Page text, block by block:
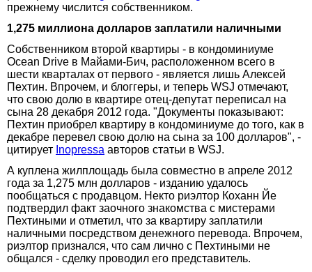
прежнему числится собственником.
1,275 миллиона долларов заплатили наличными
Собственником второй квартиры - в кондоминиуме
Ocean Drive в Майами-Бич, расположенном всего в
шести кварталах от первого - является лишь Алексей
Пехтин. Впрочем, и блоггеры, и теперь WSJ отмечают,
что свою долю в квартире отец-депутат переписал на
сына 28 декабря 2012 года. "Документы показывают:
Пехтин приобрел квартиру в кондоминиуме до того, как в
декабре перевел свою долю на сына за 100 долларов", -
цитирует Inopressa авторов статьи в WSJ.
А куплена жилплощадь была совместно в апреле 2012
года за 1,275 млн долларов - изданию удалось
пообщаться с продавцом. Некто риэлтор Коханн Йе
подтвердил факт заочного знакомства с мистерами
Пехтиными и отметил, что за квартиру заплатили
наличными посредством денежного перевода. Впрочем,
риэлтор признался, что сам лично с Пехтиными не
общался - сделку проводил его представитель.